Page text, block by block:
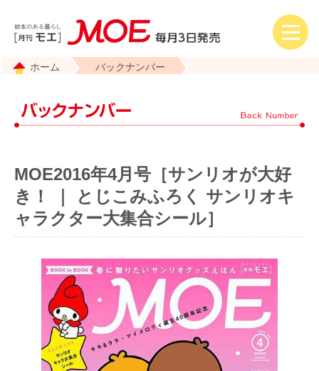
ホーム バックナンバー
MOE2016年4月号［サンリオが大好
き！ ｜ とじこみふろく サンリオキ
ャラクター大集合シール］